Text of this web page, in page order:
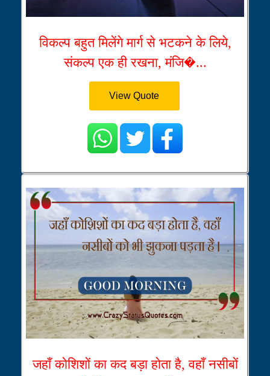
विकल्प बहुत मिलेंगे मार्ग से भटकने के लिये,
संकल्प एक ही रखना, मंजि�...
View Quote
जहाँ कोशिशों का कद बड़ा होता है, वहाँ नसीबों